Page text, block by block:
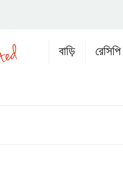
বাড়ি রেসিপি